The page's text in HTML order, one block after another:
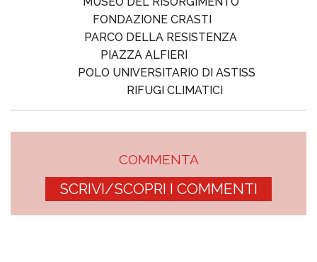
FONDAZIONE CRASTI
PARCO DELLA RESISTENZA
PIAZZA ALFIERI
POLO UNIVERSITARIO DI ASTISS
RIFUGI CLIMATICI
COMMENTA
SCRIVI/SCOPRI I COMMENTI